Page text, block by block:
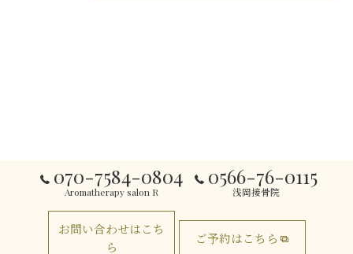
070-7584-0804
Aromatherapy salon R
0566-76-0115
浅岡接骨院
お問い合わせはこち
ら
ご予約はこちら